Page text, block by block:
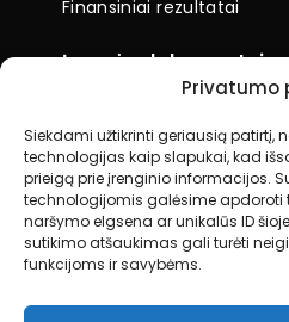
Privatumo
Siekdami užtikrinti geriausią patirtį,
technologijas kaip slapukai, kad
prieigą prie įrenginio informacijos.
technologijomis galėsime apdoroti
naršymo elgsena ar unikalūs ID
sutikimo atšaukimas gali turėti
funkcijoms ir savybėms.
Finansiniai rezultatai
Įmonės dokumentai
Visuotiniai akcininkų
Kiti dokumentai
Kontaktai